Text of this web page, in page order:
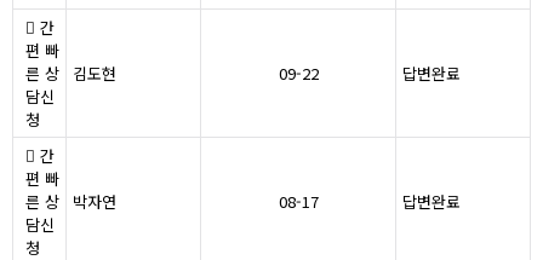
간
편 빠
른 상
담신
청
김도현 09-22 답변완료
간
편 빠
른 상
담신
청
박자연 08-17 답변완료